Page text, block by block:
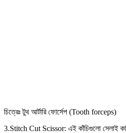
চিত্রেঃ টুথ আর্টারি ফোর্সেপ (Tooth forceps)
3.Stitch Cut Scissor: এই কাঁচিগুলো সেলাই